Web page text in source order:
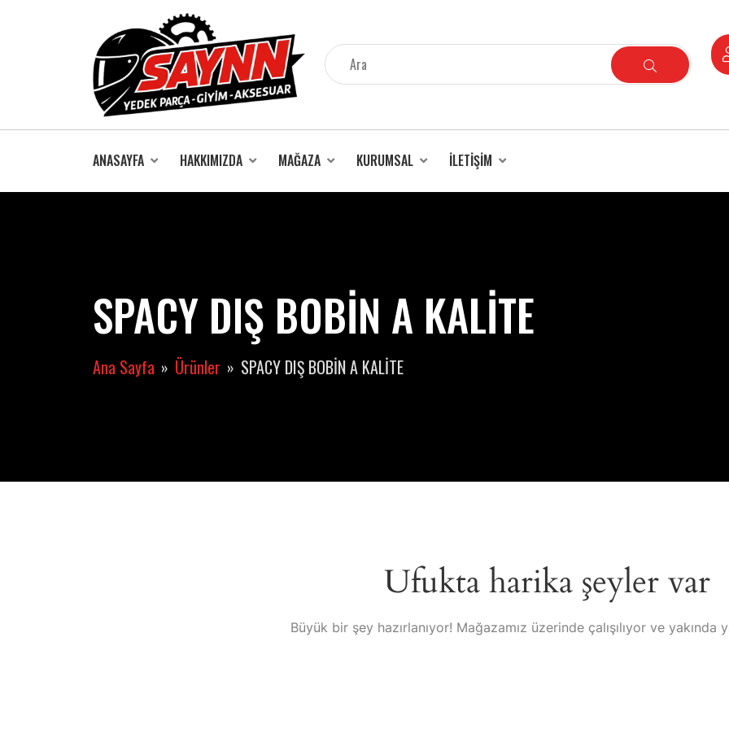
ANASAYFA HAKKIMIZDA MAĞAZA KURUMSAL İLETIŞIM
SPACY DIŞ BOBİN A KALİTE
Ana Sayfa Ürünler SPACY DIŞ BOBİN A KALİTE
Ufukta harika şeyler var
Büyük bir şey hazırlanıyor! Mağazamız üzerinde çalışılıyor ve yakında